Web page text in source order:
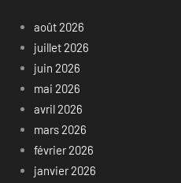
août 2026
juillet 2026
juin 2026
mai 2026
avril 2026
mars 2026
février 2026
janvier 2026